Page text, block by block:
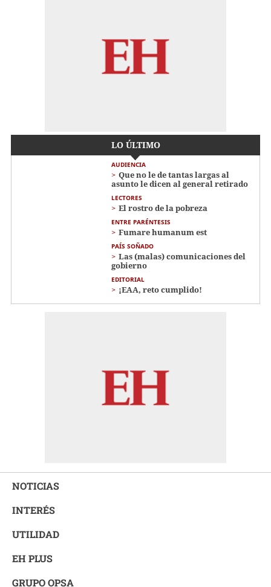
LO ÚLTIMO
AUDIENCIA
Que no le de tantas largas al
asunto le dicen al general retirado
LECTORES
El rostro de la pobreza
ENTRE PARÉNTESIS
Fumare humanum est
PAÍS SOÑADO
Las (malas) comunicaciones del
gobierno
EDITORIAL
¡EAA, reto cumplido!
NOTICIAS
INTERÉS
UTILIDAD
EH PLUS
GRUPO OPSA